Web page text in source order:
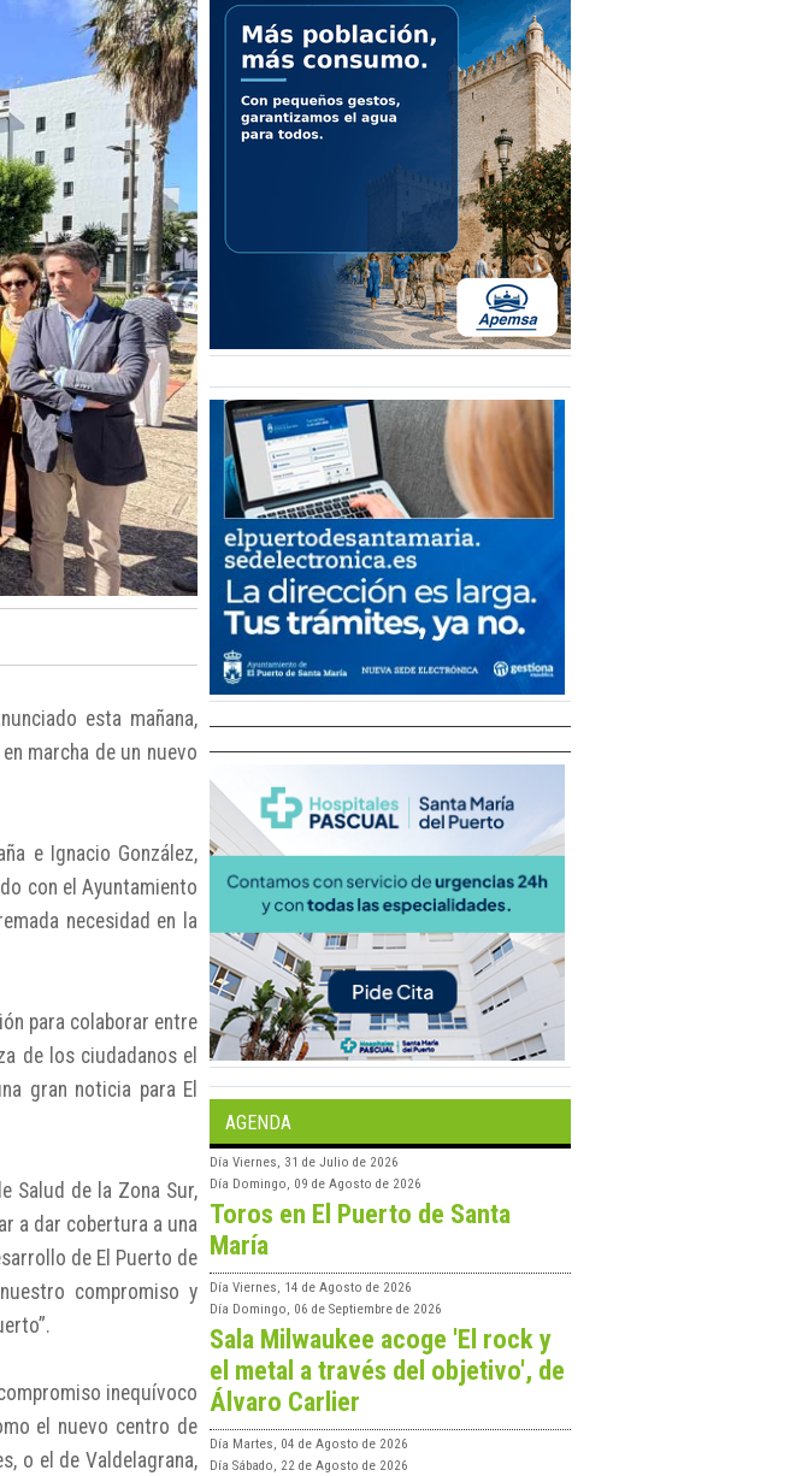
esta mañana,
marcha de un nuevo
e Ignacio González,
con el Ayuntamiento
necesidad en la
para colaborar entre
de los ciudadanos el
gran noticia para El
Salud de la Zona Sur,
a dar cobertura a una
de El Puerto de
compromiso y
inequívoco
el nuevo centro de
o el de Valdelagrana,
AGENDA
Día Viernes, 31 de Julio de 2026
Día Domingo, 09 de Agosto de 2026
Toros en El Puerto de Santa
María
Día Viernes, 14 de Agosto de 2026
Día Domingo, 06 de Septiembre de 2026
Sala Milwaukee acoge 'El rock y
el metal a través del objetivo', de
Álvaro Carlier
Día Martes, 04 de Agosto de 2026
Día Sábado, 22 de Agosto de 2026